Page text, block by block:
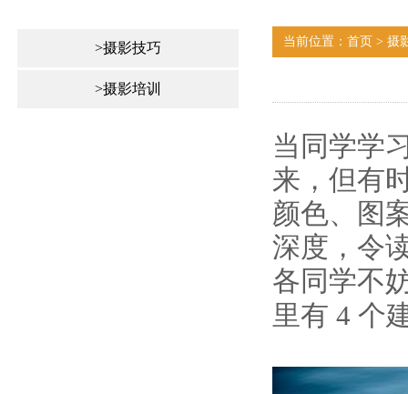
>摄影技巧
>摄影培训
当前位置：首页 > 摄
当同学学
来，但有
颜色、图
深度，令
各同学不
里有 4 个